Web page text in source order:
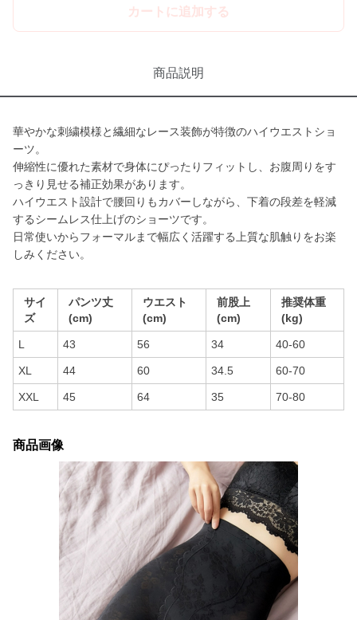
カートに追加する
商品説明
華やかな刺繍模様と繊細なレース装飾が特徴のハイウエストショ
ーツ。
伸縮性に優れた素材で身体にぴったりフィットし、お腹周りをす
っきり見せる補正効果があります。
ハイウエスト設計で腰回りもカバーしながら、下着の段差を軽減
するシームレス仕上げのショーツです。
日常使いからフォーマルまで幅広く活躍する上質な肌触りをお楽
しみください。
サイ
ズ
パンツ丈
(cm)
ウエスト
(cm)
前股上
(cm)
推奨体重
(kg)
L 43 56 34 40-60
XL 44 60 34.5 60-70
XXL 45 64 35 70-80
商品画像